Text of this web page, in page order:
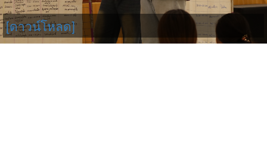
[ดาวน์โหลด]